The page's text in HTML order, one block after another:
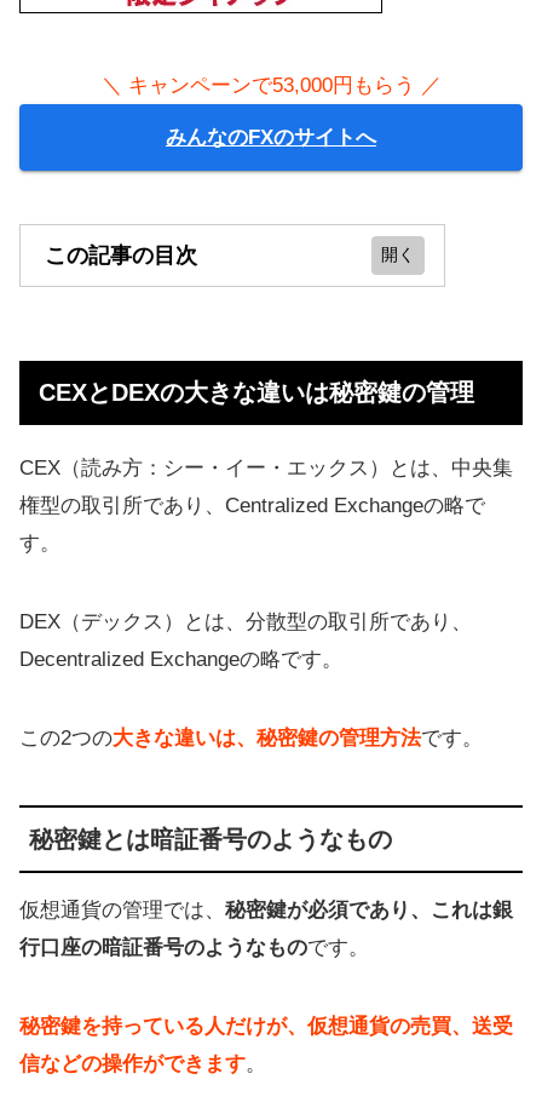
＼ キャンペーンで53,000円もらう ／
みんなのFXのサイトへ
この記事の目次
管理
集権型取引所（CEX）のメリット
CEXのデメリット
集権型取引所（CEX）がおすすめな
DEX（分散型取引所）のデメリット
特徴
CEXとDEXの大きな違いは秘密鍵の管理
CEX（読み方：シー・イー・エックス）とは、中央集
権型の取引所であり、Centralized Exchangeの略で
す。
DEX（デックス）とは、分散型の取引所であり、
Decentralized Exchangeの略です。
この2つの大きな違いは、秘密鍵の管理方法です。
秘密鍵とは暗証番号のようなもの
仮想通貨の管理では、 秘密鍵が必須であり、これは銀
行口座の暗証番号のようなものです。
秘密鍵を持っている人だけが、仮想通貨の売買、送受
信などの操作ができます。